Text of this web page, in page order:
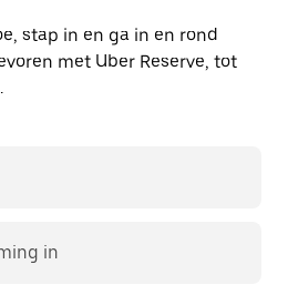
stap in en ga in en rond
met Uber Reserve, tot
in